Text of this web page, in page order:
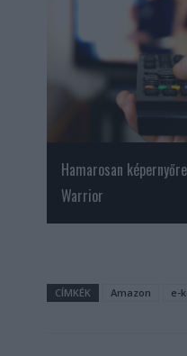
Hamarosan
Warrior
CÍMKÉK Amazon e-